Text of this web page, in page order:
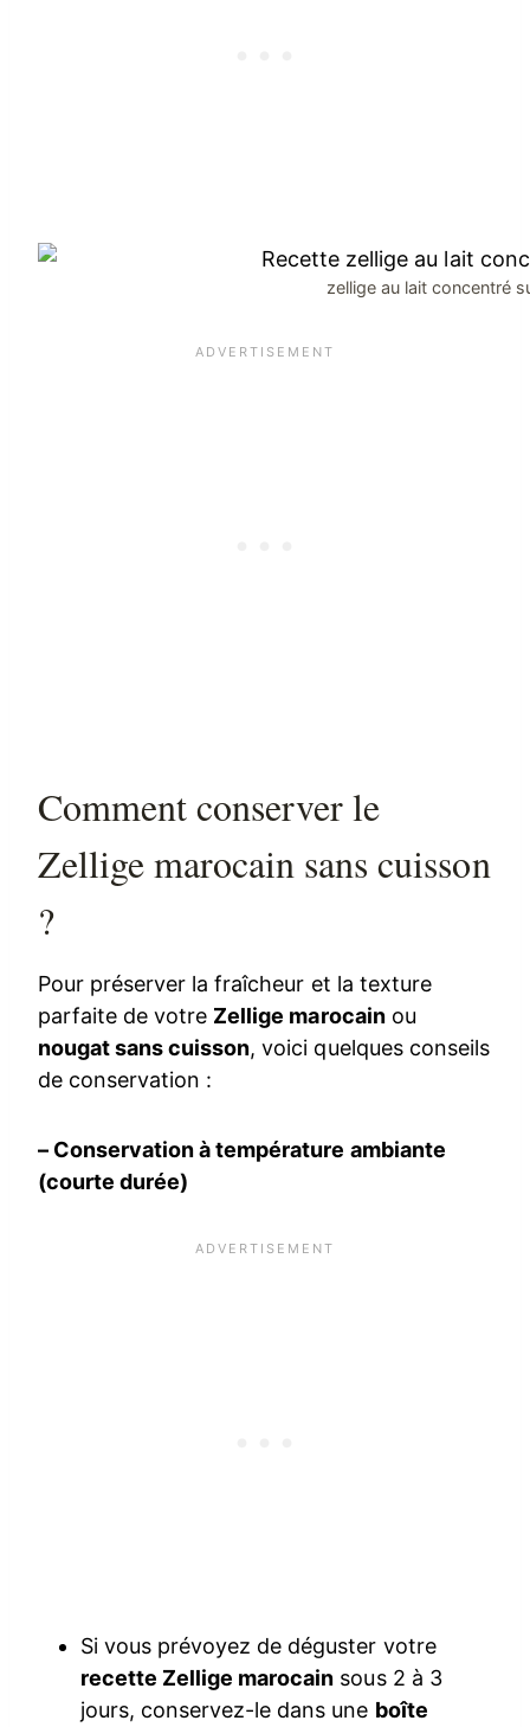
zellige au lait concentré
Comment conserver le
Zellige marocain sans cuisson
?
Pour préserver la fraîcheur et la texture
parfaite de votre Zellige marocainou
nougat sans cuisson, voici quelques conseils
de conservation :
– Conservation à température ambiante
(courte durée)
Si vous prévoyez de déguster votre
recette Zellige marocain sous 2 à 3
jours, conservez-le dans une boîte